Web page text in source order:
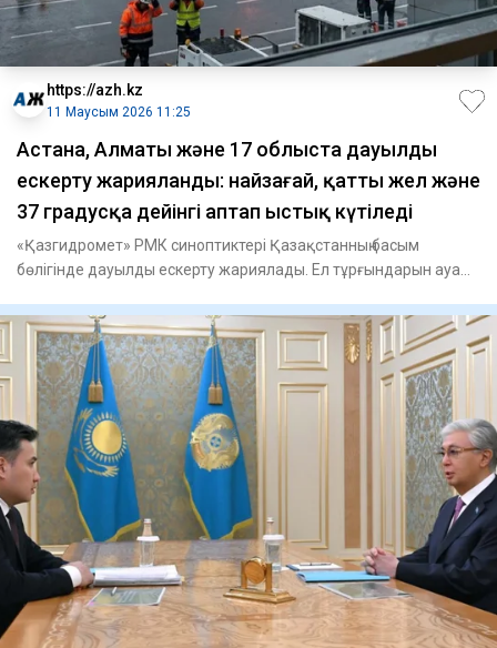
https://azh.kz
11 Маусым 2026 11:25
Астана, Алматы және 17 облыста дауылды
ескерту жарияланды: найзағай, қатты жел және
37 градусқа дейінгі аптап ыстық күтіледі
«Қазгидромет» РМК синоптиктері Қазақстанның басым
бөлігінде дауылды ескерту жариялады. Ел тұрғындарын ауа